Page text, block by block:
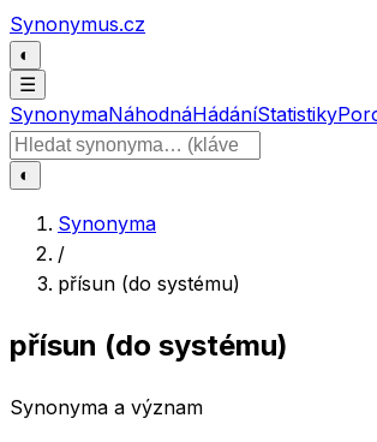
Přeskočit na obsah
Synonymus.cz
◐
☰
SynonymaNáhodnáHádáníStatistiky
Hledat slovo
◐
Synonyma
/
přísun (do systému)
přísun (do systému)
Synonyma a význam